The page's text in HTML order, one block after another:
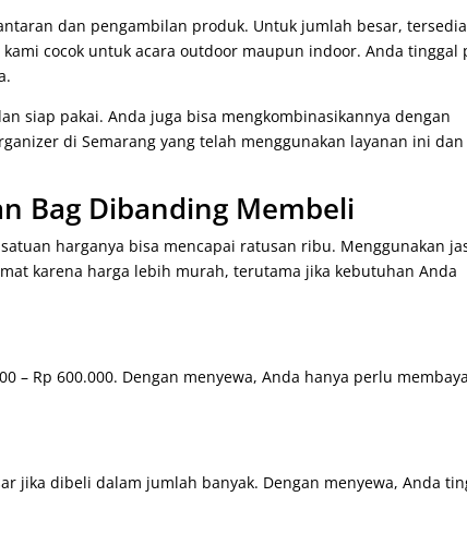
dan pengambilan produk. Untuk jumlah besar, tersedia
cocok untuk acara outdoor maupun indoor. Anda tinggal
siap pakai. Anda juga bisa mengkombinasikannya dengan
di Semarang yang telah menggunakan layanan ini dan
Bag Dibanding Membeli
harganya bisa mencapai ratusan ribu. Menggunakan
karena harga lebih murah, terutama jika kebutuhan Anda
– Rp 600.000. Dengan menyewa, Anda hanya perlu
jika dibeli dalam jumlah banyak. Dengan menyewa, Anda